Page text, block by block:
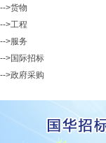
-->货物
-->工程
-->服务
-->国际招标
-->政府采购